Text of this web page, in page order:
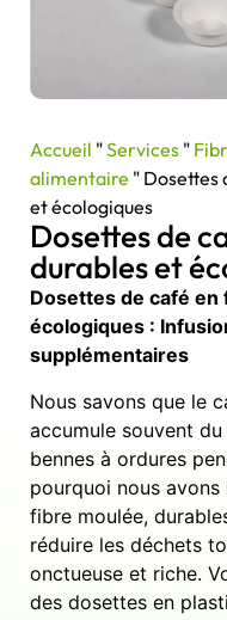
Accueil "Services "
alimentaire " Dosettes
et écologiques
Dosettes de
durables et
Dosettes de café
écologiques :
supplémentaires
Nous savons que le
accumule souvent
bennes à ordures
pourquoi nous
fibre moulée,
réduire les déchets
onctueuse et riche.
des dosettes en